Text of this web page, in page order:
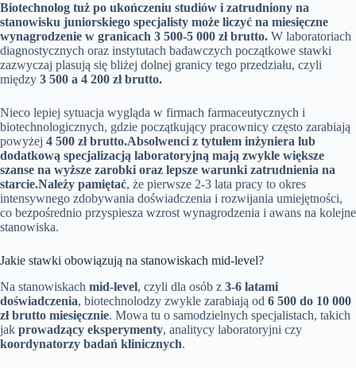
Biotechnolog tuż po ukończeniu studiów i zatrudniony na
stanowisku juniorskiego specjalisty może liczyć na miesięczne
wynagrodzenie w granicach 3 500-5 000 zł brutto. W laboratoriach
diagnostycznych oraz instytutach badawczych początkowe stawki
zazwyczaj plasują się bliżej dolnej granicy tego przedziału, czyli
między 3 500 a 4 200 zł brutto.
Nieco lepiej sytuacja wygląda w firmach farmaceutycznych i
biotechnologicznych, gdzie początkujący pracownicy często zarabiają
powyżej 4 500 zł brutto.Absolwenci z tytułem inżyniera lub
dodatkową specjalizacją laboratoryjną mają zwykle większe
szanse na wyższe zarobki oraz lepsze warunki zatrudnienia na
starcie.Należy pamiętać, że pierwsze 2-3 lata pracy to okres
intensywnego zdobywania doświadczenia i rozwijania umiejętności,
co bezpośrednio przyspiesza wzrost wynagrodzenia i awans na kolejne
stanowiska.
Jakie stawki obowiązują na stanowiskach mid-level?
Na stanowiskach mid-level, czyli dla osób z 3-6 latami
doświadczenia, biotechnolodzy zwykle zarabiają od 6 500 do 10 000
zł brutto miesięcznie. Mowa tu o samodzielnych specjalistach, takich
jak prowadzący eksperymenty, analitycy laboratoryjni czy
koordynatorzy badań klinicznych.